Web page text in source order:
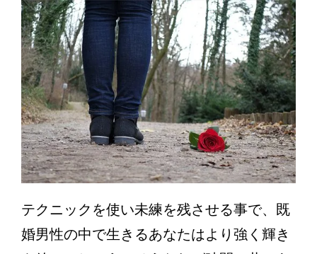
テクニックを使い未練を残させる事で、既
婚男性の中で生きるあなたはより強く輝き